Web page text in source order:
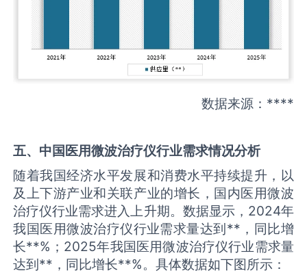
数据来源：****
五、中国医用微波治疗仪行业需求情况分析
随着我国经济水平发展和消费水平持续提升，以
及上下游产业和关联产业的增长，国内医用微波
治疗仪行业需求进入上升期。数据显示，2024年
我国医用微波治疗仪行业需求量达到**，同比增
长**%；2025年我国医用微波治疗仪行业需求量
达到**，同比增长**%。具体数据如下图所示：